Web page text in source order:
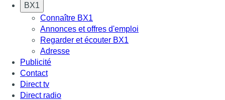
BX1
Connaître BX1
Annonces et offres d'emploi
Regarder et écouter BX1
Adresse
Publicité
Contact
Direct tv
Direct radio